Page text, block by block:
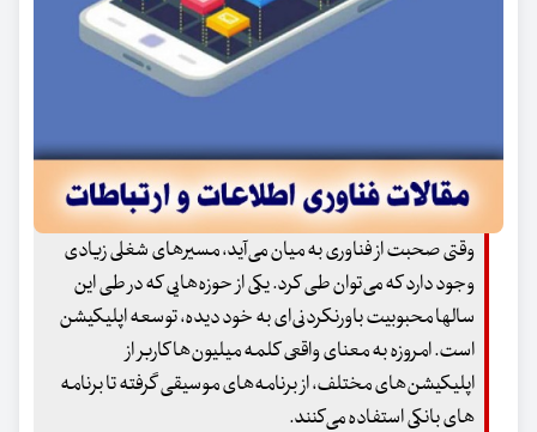
وقتی صحبت از فناوری به میان می‌آید، مسیرهای شغلی زیادی
وجود دارد که می‌توان طی کرد. یکی از حوزه‌هایی که در طی این
سالها محبوبیت باورنکردنی‌ای به خود دیده، توسعه اپلیکیشن
است. امروزه به معنای واقعی کلمه میلیون‌ها کاربر از
اپلیکیشن‌های مختلف، از برنامه‌های موسیقی گرفته تا برنامه
های بانکی استفاده می‌کنند.